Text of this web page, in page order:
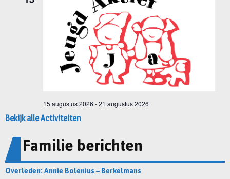
Bekijk alle Activiteiten
Familie berichten
Overleden: Annie Bolenius – Berkelmans